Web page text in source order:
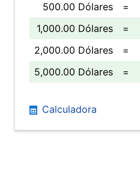
500.00 Dólares
=
1,000.00 Dólares
=
2,000.00 Dólares
=
5,000.00 Dólares
=
Calculadora